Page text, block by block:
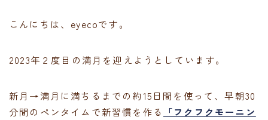
こんにちは、eyecoです。
2023年２度目の満月を迎えようとしています。
新月→満月に満ちるまでの約15日間を使って、早朝30
分間のペンタイムで新習慣を作る
「フクフクモーニン